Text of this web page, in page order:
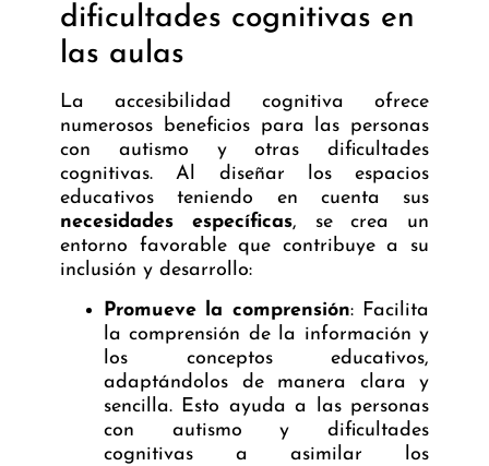
dificultades cognitivas en
las aulas
La accesibilidad cognitiva ofrece
numerosos beneficios para las personas
con autismo y otras dificultades
cognitivas. Al diseñar los espacios
educativos teniendo en cuenta sus
necesidades específicas, se crea un
entorno favorable que contribuye a su
inclusión y desarrollo:
Promueve la comprensión: Facilita
la comprensión de la información y
los conceptos educativos,
adaptándolos de manera clara y
sencilla. Esto ayuda a las personas
con autismo y dificultades
cognitivas a asimilar los